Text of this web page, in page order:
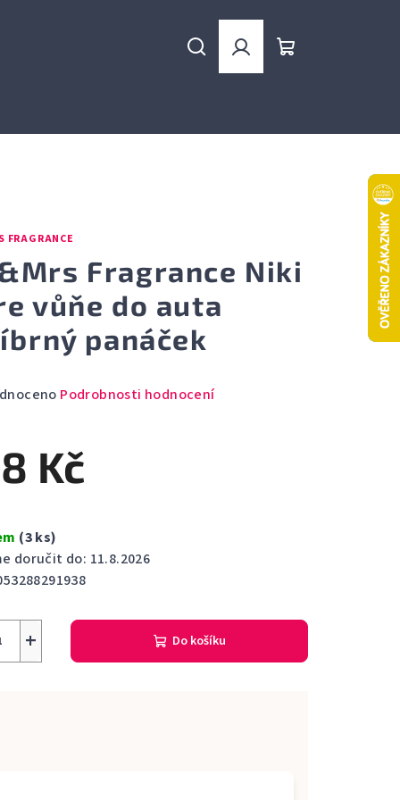
HledatPřihlášení
FRAGRANCE
Fragrance Niki
vůňe do auta
panáček
Podrobnosti hodnocení
Kč
(3 ks)
doručit do: 11.8.2026
+ Do košíku